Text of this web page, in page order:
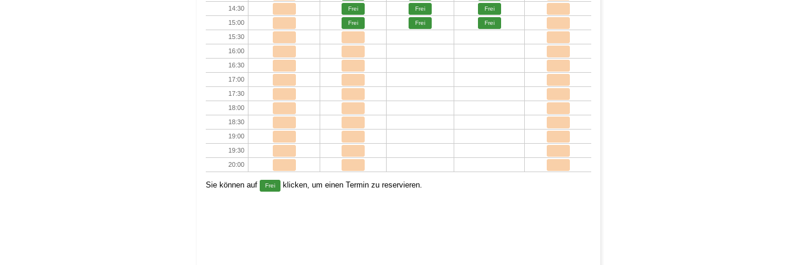
14:30 Frei Frei Frei
15:00 Frei Frei Frei
15:30
16:00
16:30
17:00
17:30
18:00
18:30
19:00
19:30
20:00
Sie können auf Frei klicken, um einen Termin zu reservieren.